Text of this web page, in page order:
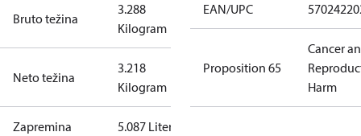
Bruto težina
3.288
Kilogram
Neto težina
3.218
Kilogram
Zapremina 5.087 Liter
EAN/UPC
Proposition 65
Cancer
Harm